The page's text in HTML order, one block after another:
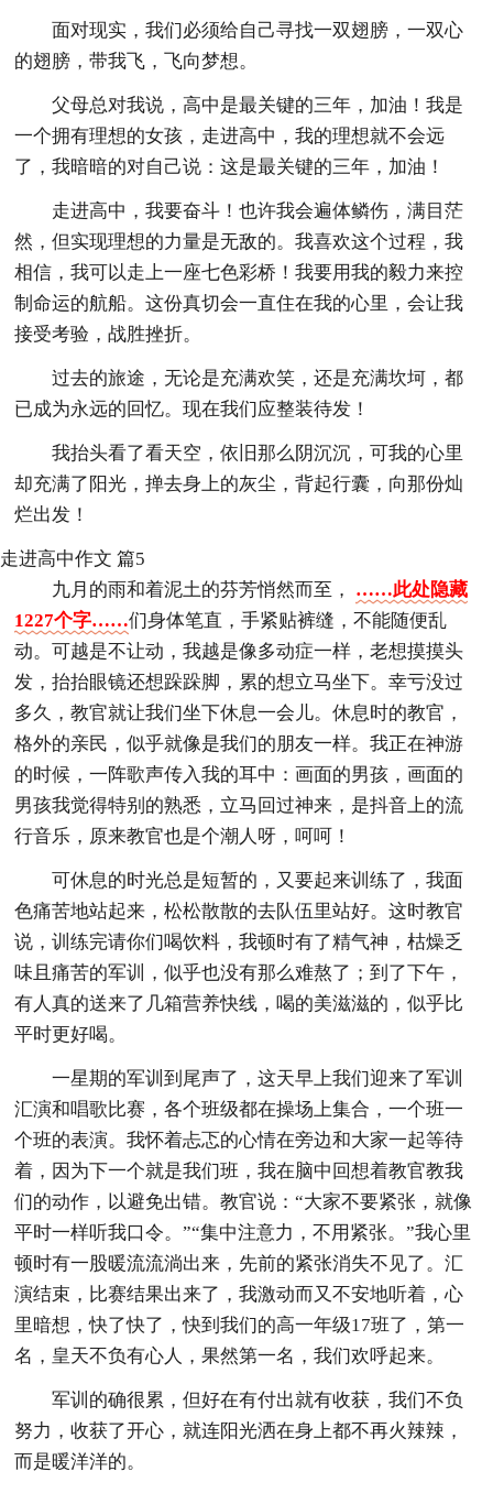
面对现实，我们必须给自己寻找一双翅膀，一双心
的翅膀，带我飞，飞向梦想。
父母总对我说，高中是最关键的三年，加油！我是
一个拥有理想的女孩，走进高中，我的理想就不会远
了，我暗暗的对自己说：这是最关键的三年，加油！
走进高中，我要奋斗！也许我会遍体鳞伤，满目茫
然，但实现理想的力量是无敌的。我喜欢这个过程，我
相信，我可以走上一座七色彩桥！我要用我的毅力来控
制命运的航船。这份真切会一直住在我的心里，会让我
接受考验，战胜挫折。
过去的旅途，无论是充满欢笑，还是充满坎坷，都
已成为永远的回忆。现在我们应整装待发！
我抬头看了看天空，依旧那么阴沉沉，可我的心里
却充满了阳光，掸去身上的灰尘，背起行囊，向那份灿
烂出发！
走进高中作文 篇5
九月的雨和着泥土的芬芳悄然而至， ……此处隐藏
1227个字……们身体笔直，手紧贴裤缝，不能随便乱
动。可越是不让动，我越是像多动症一样，老想摸摸头
发，抬抬眼镜还想跺跺脚，累的想立马坐下。幸亏没过
多久，教官就让我们坐下休息一会儿。休息时的教官，
格外的亲民，似乎就像是我们的朋友一样。我正在神游
的时候，一阵歌声传入我的耳中：画面的男孩，画面的
男孩我觉得特别的熟悉，立马回过神来，是抖音上的流
行音乐，原来教官也是个潮人呀，呵呵！
可休息的时光总是短暂的，又要起来训练了，我面
色痛苦地站起来，松松散散的去队伍里站好。这时教官
说，训练完请你们喝饮料，我顿时有了精气神，枯燥乏
味且痛苦的军训，似乎也没有那么难熬了；到了下午，
有人真的送来了几箱营养快线，喝的美滋滋的，似乎比
平时更好喝。
一星期的军训到尾声了，这天早上我们迎来了军训
汇演和唱歌比赛，各个班级都在操场上集合，一个班一
个班的表演。我怀着忐忑的心情在旁边和大家一起等待
着，因为下一个就是我们班，我在脑中回想着教官教我
们的动作，以避免出错。教官说：“大家不要紧张，就像
平时一样听我口令。”“集中注意力，不用紧张。”我心里
顿时有一股暖流流淌出来，先前的紧张消失不见了。汇
演结束，比赛结果出来了，我激动而又不安地听着，心
里暗想，快了快了，快到我们的高一年级17班了，第一
名，皇天不负有心人，果然第一名，我们欢呼起来。
军训的确很累，但好在有付出就有收获，我们不负
努力，收获了开心，就连阳光洒在身上都不再火辣辣，
而是暖洋洋的。